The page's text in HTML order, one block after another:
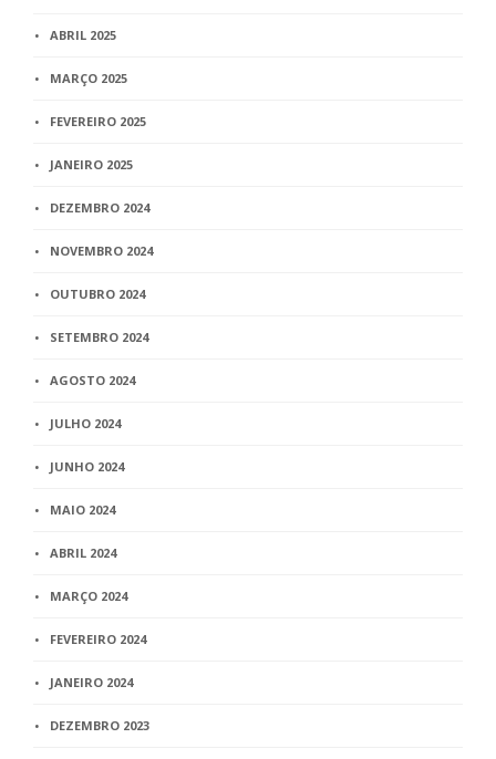
ABRIL 2025
MARÇO 2025
FEVEREIRO 2025
JANEIRO 2025
DEZEMBRO 2024
NOVEMBRO 2024
OUTUBRO 2024
SETEMBRO 2024
AGOSTO 2024
JULHO 2024
JUNHO 2024
MAIO 2024
ABRIL 2024
MARÇO 2024
FEVEREIRO 2024
JANEIRO 2024
DEZEMBRO 2023